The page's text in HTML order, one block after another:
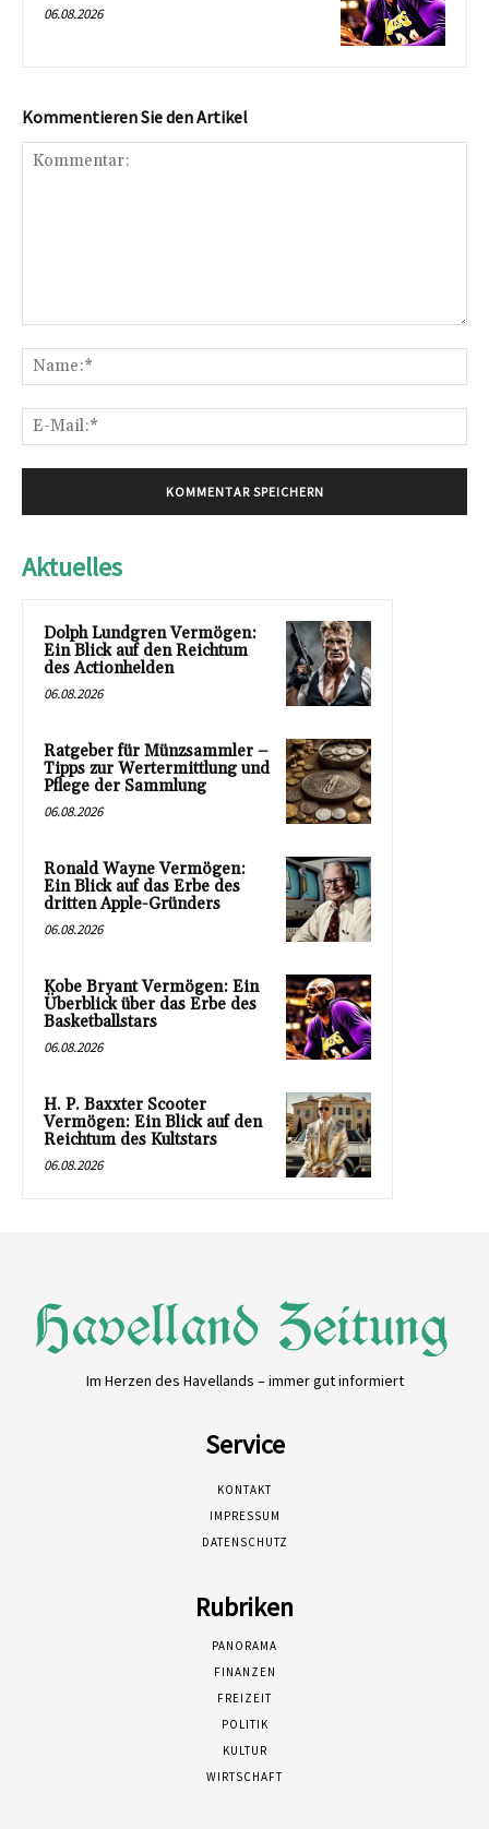
06.08.2026
Kommentieren Sie den Artikel
Aktuelles
Dolph Lundgren Vermögen:
Ein Blick auf den Reichtum
des Actionhelden
06.08.2026
Ratgeber für Münzsammler –
Tipps zur Wertermittlung und
Pflege der Sammlung
06.08.2026
Ronald Wayne Vermögen:
Ein Blick auf das Erbe des
dritten Apple-Gründers
06.08.2026
Kobe Bryant Vermögen: Ein
Überblick über das Erbe des
Basketballstars
06.08.2026
H. P. Baxxter Scooter
Vermögen: Ein Blick auf den
Reichtum des Kultstars
06.08.2026
Im Herzen des Havellands – immer gut informiert
Service
KONTAKT
IMPRESSUM
DATENSCHUTZ
Rubriken
PANORAMA
FINANZEN
FREIZEIT
POLITIK
KULTUR
WIRTSCHAFT